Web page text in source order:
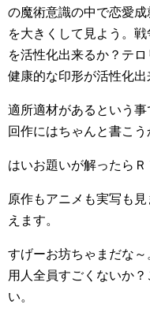
の魔術意識の中で恋愛
を大きくして見よう。
を活性化出来るか？テ
健康的な印形が活性化出
適所適材があるという
回作にはちゃんと書こう
はいお題いが解ったらＲ
原作もアニメも実写も
えます。
すげーお坊ちゃまだな
用人全員すごくないか
い。